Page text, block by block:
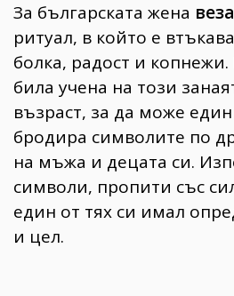
За българската жена
ритуал, в който е
болка, радост и
била учена на този
възраст, за да може
бродира символите по
на мъжа и децата си.
символи, пропити със
един от тях си имал
и цел.